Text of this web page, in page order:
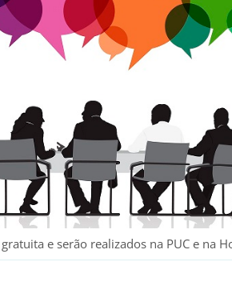
e serão realizados na PUC e na